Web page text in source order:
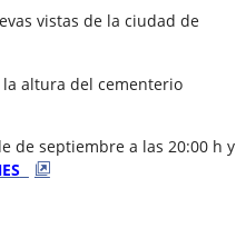
vistas de la ciudad de
la altura del cementerio
de septiembre a las 20:00 h y